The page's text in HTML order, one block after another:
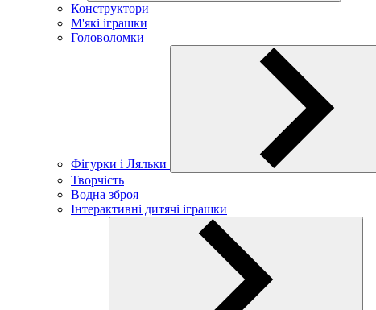
Конструктори
М'які іграшки
Головоломки
Фігурки і Ляльки
Творчість
Водна зброя
Інтерактивні дитячі іграшки